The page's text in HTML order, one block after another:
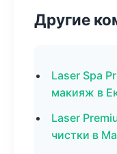
Другие
Laser Spa
макияж в
Laser
чистки в